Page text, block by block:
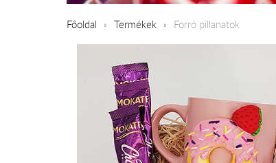
Főoldal Termékek Forró pillanatok